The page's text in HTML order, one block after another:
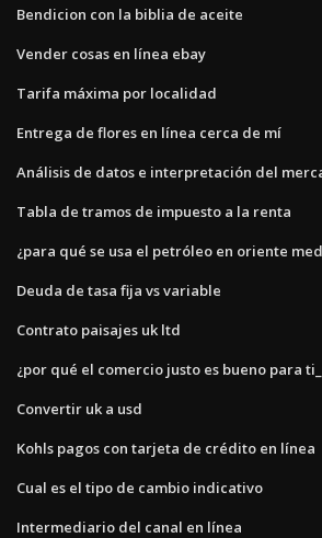
Bendicion con la biblia de aceite
Vender cosas en línea ebay
Tarifa máxima por localidad
Entrega de flores en línea cerca de mí
Análisis de datos e interpretación del
Tabla de tramos de impuesto a la renta
¿para qué se usa el petróleo en oriente
Deuda de tasa fija vs variable
Contrato paisajes uk ltd
¿por qué el comercio justo es bueno para ti_
Convertir uk a usd
Kohls pagos con tarjeta de crédito en línea
Cual es el tipo de cambio indicativo
Intermediario del canal en línea